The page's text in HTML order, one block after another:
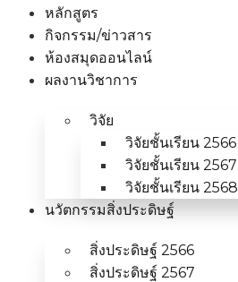
หลักสูตร
กิจกรรม/ข่าวสาร
ห้องสมุดออนไลน์
ผลงานวิชาการ
วิจัย
วิจัยชั้นเรียน 2566
วิจัยชั้นเรียน 2567
วิจัยชั้นเรียน 2568
นวัตกรรมสิ่งประดิษฐ์
สิ่งประดิษฐ์ 2566
สิ่งประดิษฐ์ 2567